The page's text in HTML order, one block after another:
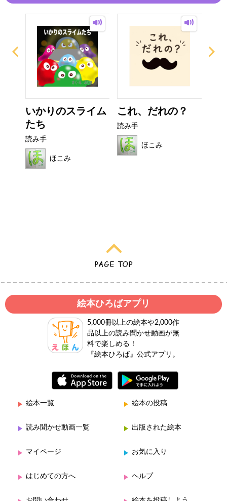
いかりのスライム
たち
読み手
ほこみ
これ、だれの？
読み手
ほこみ
絵本ひろばアプリ
5,000冊以上の絵本や2,000作
品以上の読み聞かせ動画が無
料で楽しめる！
『絵本ひろば』公式アプリ。
絵本一覧 絵本の投稿
読み聞かせ動画一覧 出版された絵本
マイページ お気に入り
はじめての方へ ヘルプ